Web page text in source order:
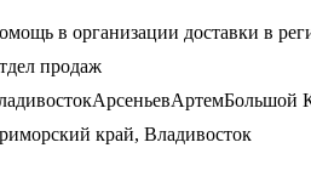
в организации доставки в
продаж
край, Владивосток